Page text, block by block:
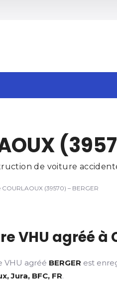
de voiture
(39570) – BERGER
VHU agréé à
VHU agréé BERGER est
Jura, BFC, FR.